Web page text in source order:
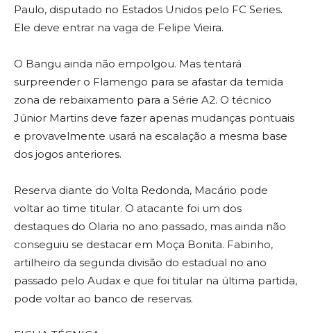
Paulo, disputado no Estados Unidos pelo FC Series.
Ele deve entrar na vaga de Felipe Vieira.
O Bangu ainda não empolgou. Mas tentará
surpreender o Flamengo para se afastar da temida
zona de rebaixamento para a Série A2. O técnico
Júnior Martins deve fazer apenas mudanças pontuais
e provavelmente usará na escalação a mesma base
dos jogos anteriores.
Reserva diante do Volta Redonda, Macário pode
voltar ao time titular. O atacante foi um dos
destaques do Olaria no ano passado, mas ainda não
conseguiu se destacar em Moça Bonita. Fabinho,
artilheiro da segunda divisão do estadual no ano
passado pelo Audax e que foi titular na última partida,
pode voltar ao banco de reservas.